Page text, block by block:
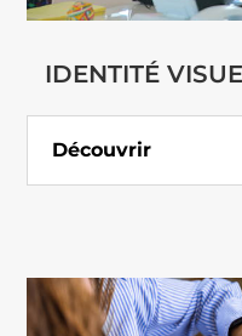
IDENTITÉ
Découvrir